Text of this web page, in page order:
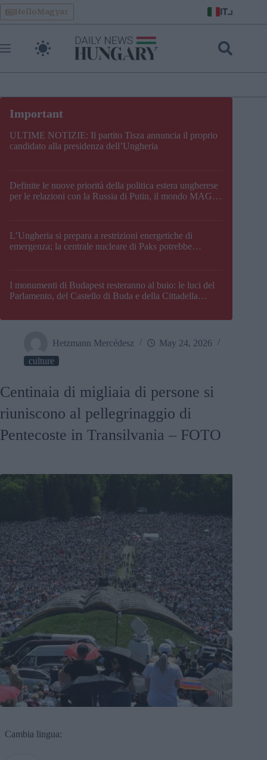
Skip
to
content
HelloMagyar IT
ULTIME NOTIZIE: Il partito Tisza annuncia il proprio
candidato alla presidenza dell’Ungheria
Definite le nuove priorità della politica estera ungherese
per le relazioni con la Russia di Putin, il mondo MAGA,
L’Ungheria si prepara a restrizioni energetiche di
emergenza; la centrale nucleare di Paks potrebbe
I monumenti di Budapest resteranno al buio: le luci del
Parlamento, del Castello di Buda e della Cittadella
Hetzmann Mercédesz
May 24, 2026
culture
Centinaia di migliaia di persone si
riuniscono al pellegrinaggio di
Pentecoste in Transilvania – FOTO
Cambia lingua: